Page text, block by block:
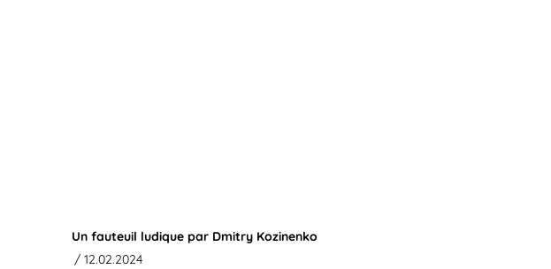
Un fauteuil ludique par Dmitry Kozinenko
/ 12.02.2024